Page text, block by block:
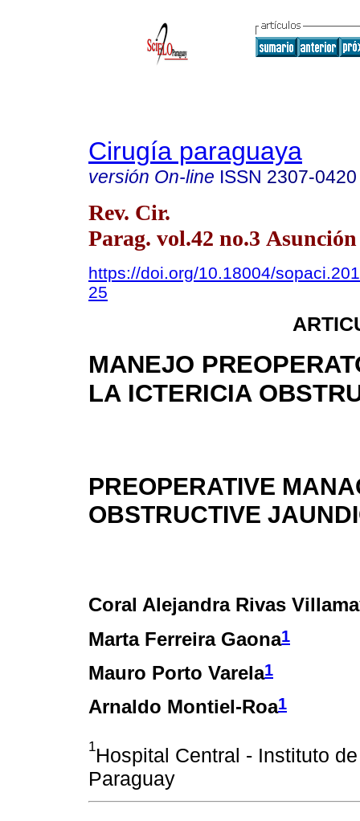
Cirugía paraguaya
versión On-line ISSN 2307-0420
Rev. Cir.
Parag. vol.42 no.3
https://doi.org/10.18004/
25
MANEJO
LA ICTERICIA
PREOPERATIVE
OBSTRUCTIVE
Coral Alejandra Rivas
Marta Ferreira Gaona1
Mauro Porto Varela1
Arnaldo Montiel-Roa1
1Hospital Central - Instituto
Paraguay